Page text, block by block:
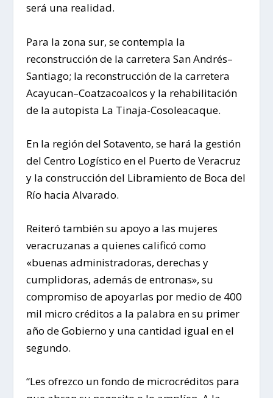
será una realidad.
Para la zona sur, se contempla la
reconstrucción de la carretera San Andrés–
Santiago; la reconstrucción de la carretera
Acayucan–Coatzacoalcos y la rehabilitación
de la autopista La Tinaja-Cosoleacaque.
En la región del Sotavento, se hará la gestión
del Centro Logístico en el Puerto de Veracruz
y la construcción del Libramiento de Boca del
Río hacia Alvarado.
Reiteró también su apoyo a las mujeres
veracruzanas a quienes calificó como
«buenas administradoras, derechas y
cumplidoras, además de entronas», su
compromiso de apoyarlas por medio de 400
mil micro créditos a la palabra en su primer
año de Gobierno y una cantidad igual en el
segundo.
“Les ofrezco un fondo de microcréditos para